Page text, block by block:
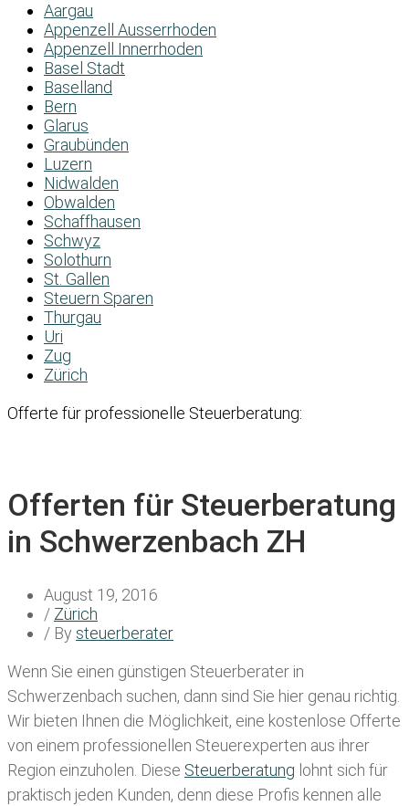
Aargau
Appenzell Ausserrhoden
Appenzell Innerrhoden
Basel Stadt
Baselland
Bern
Glarus
Graubünden
Luzern
Nidwalden
Obwalden
Schaffhausen
Schwyz
Solothurn
St. Gallen
Steuern Sparen
Thurgau
Uri
Zug
Zürich
Offerte für professionelle Steuerberatung:
Offerten für Steuerberatung
in Schwerzenbach ZH
August 19, 2016
/ Zürich
/ By steuerberater
Wenn Sie einen günstigen Steuerberater in
Schwerzenbach suchen, dann sind Sie hier genau richtig.
Wir bieten Ihnen die Möglichkeit, eine kostenlose Offerte
von einem professionellen Steuerexperten aus ihrer
Region einzuholen. Diese Steuerberatung lohnt sich für
praktisch jeden Kunden, denn diese Profis kennen alle